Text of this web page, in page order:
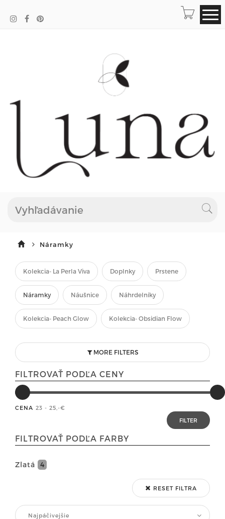
Náramky
Kolekcia- La Perla Viva Doplnky Prstene
Náramky Náušnice Náhrdelníky
Kolekcia- Peach Glow Kolekcia- Obsidian Flow
MORE FILTERS
FILTROVAŤ PODĽA CENY
CENA 23 - 25 ,-€
FILTROVAŤ PODĽA FARBY
Zlatá 4
RESET FILTRA
Najpáčivejšie